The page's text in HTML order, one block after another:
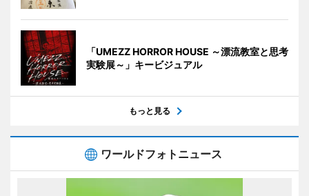
「UMEZZ HORROR HOUSE ～漂流教室と思考
実験展～」キービジュアル
もっと見る
ワールドフォトニュース